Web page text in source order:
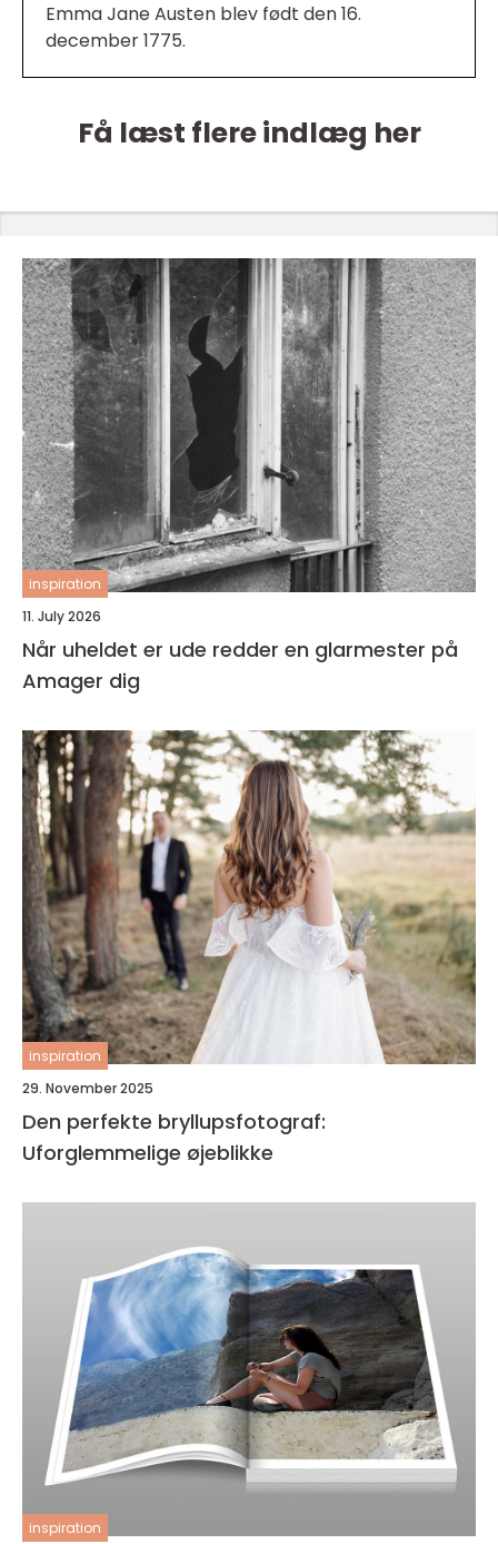
Emma Jane Austen blev født den 16.
december 1775.
Få læst flere indlæg her
inspiration
11. July 2026
Når uheldet er ude redder en glarmester på
Amager dig
inspiration
29. November 2025
Den perfekte bryllupsfotograf:
Uforglemmelige øjeblikke
inspiration